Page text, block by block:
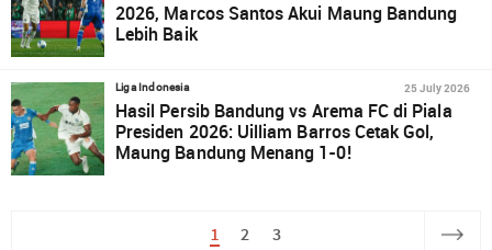
2026, Marcos Santos Akui Maung Bandung
Lebih Baik
Liga Indonesia 25 July 2026
Hasil Persib Bandung vs Arema FC di Piala
Presiden 2026: Uilliam Barros Cetak Gol,
Maung Bandung Menang 1-0!
1 2 3